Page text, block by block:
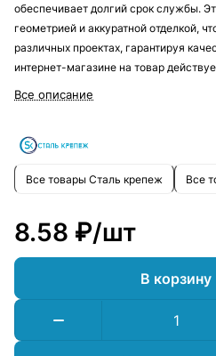
обеспечивает долгий срок службы.
геометрией и аккуратной отделкой,
различных проектах, гарантируя
интернет-магазине на товар
можно быстро и безопасно.
Все описание
Все товары Сталь крепеж Все
8.58 ₽/шт
В корзину